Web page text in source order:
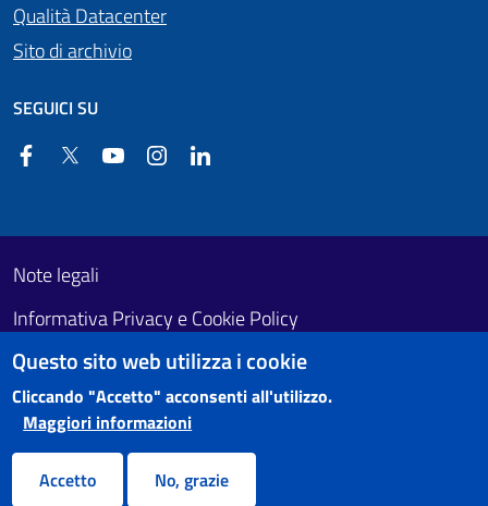
Qualità Datacenter
Sito di archivio
SEGUICI SU
FacebookTwitter YouTube Instagram
Footer First
Useful links section
Note legali
Informativa Privacy e Cookie Policy
Obiettivi di accessibilità
Questo sito web utilizza i cookie
Cliccando "Accetto" acconsenti all'utilizzo.
Maggiori informazioni
Accetto No, grazie